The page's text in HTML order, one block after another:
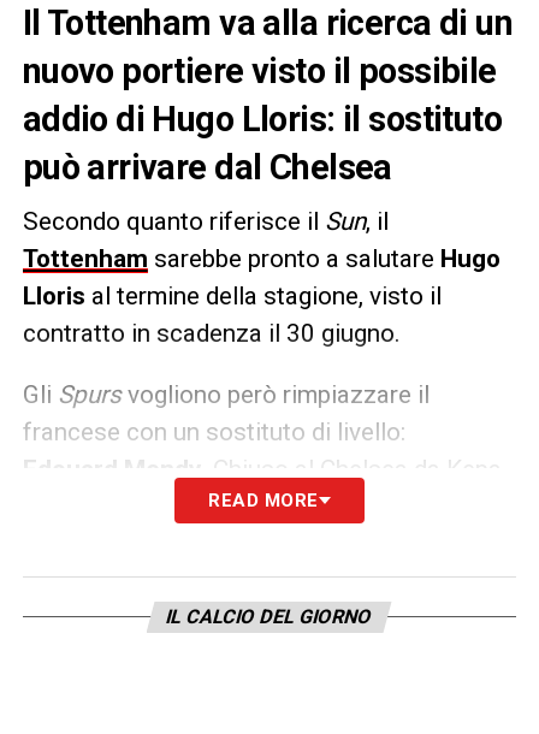
Il Tottenham va alla ricerca di un
nuovo portiere visto il possibile
addio di Hugo Lloris: il sostituto
può arrivare dal Chelsea
Secondo quanto riferisce il Sun, il
Tottenham sarebbe pronto a salutare Hugo
Lloris al termine della stagione, visto il
contratto in scadenza il 30 giugno.
Gli Spursvogliono però rimpiazzare il
francese con un sostituto di livello:
Edouard Mendy
. Chiuso al Chelsea da Kepa,
il senegalese accetterebbe di buon grado il
LA PLAYLIST DELLE NOSTRE TOP NEWS
READ MORE
IL CALCIO DEL GIORNO